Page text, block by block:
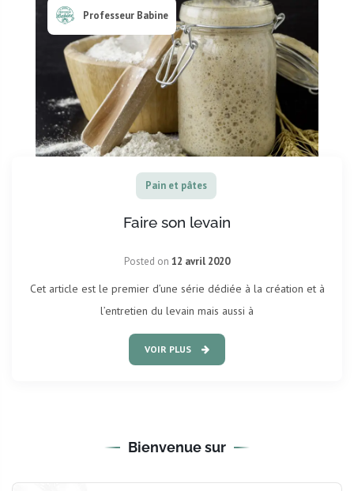
Professeur Babine
Pain et pâtes
Faire son levain
Posted on 12 avril 2020
Cet article est le premier d’une série dédiée à la création et à
l’entretien du levain mais aussi à
VOIR PLUS
Bienvenue sur